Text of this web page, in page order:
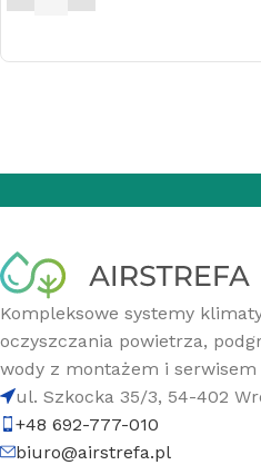
Kompleksowe systemy
oczyszczania powietrza,
wody z montażem i serwisem
ul. Szkocka 35/3, 54-402
+48 692-777-010
biuro@airstrefa.pl